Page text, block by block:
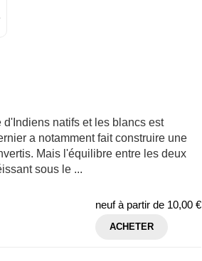
natifs et les blancs est
a notamment fait construire une
Mais l'équilibre entre les deux
sous le ...
neuf à partir de 10,00 €
ACHETER